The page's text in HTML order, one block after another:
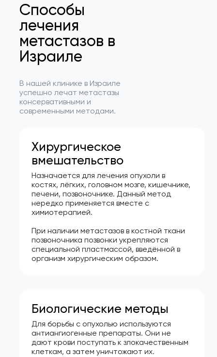
Способы
лечения
метастазов в
Израиле
В нашей клинике в Израиле
успешно лечат метастазы
консервативными и
современными методами.
Хирургическое
вмешательство
Назначается для лечения опухоли в
костях, лёгких, головном мозге, кишечнике,
печени, позвоночнике. Данный метод
нередко применяется вместе с
химиотерапией.
При наличии метастазов в костной ткани
позвоночника позвонки укрепляются
специальной пластмассой, введённой в
организм хирургическим образом.
Биологические методы
Для борьбы с опухолью используются
антиангиогенные препараты. Они не
дают крови поступать к злокачественным
клеткам, а затем уничтожают их.